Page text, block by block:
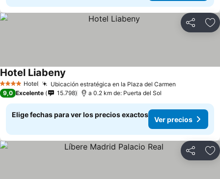
Compartir
4 EstrellasHotel Ubicación estratégica en la Plaza del Carmen
Hotel Liabeny
9,0 Excelente 15.798 a 0.2 km de: Puerta del Sol
Elige fechas para ver los precios exactos
Ver precios
Compartir